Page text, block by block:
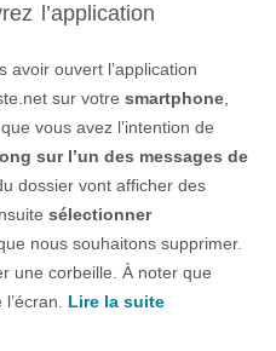
l’application
avoir ouvert l’application
sur votre smartphone
vous avez l’intention de
sur l’un des messages de
dossier vont afficher des
sélectionner
nous souhaitons supprimer.
une corbeille. À noter que
Lire la suite